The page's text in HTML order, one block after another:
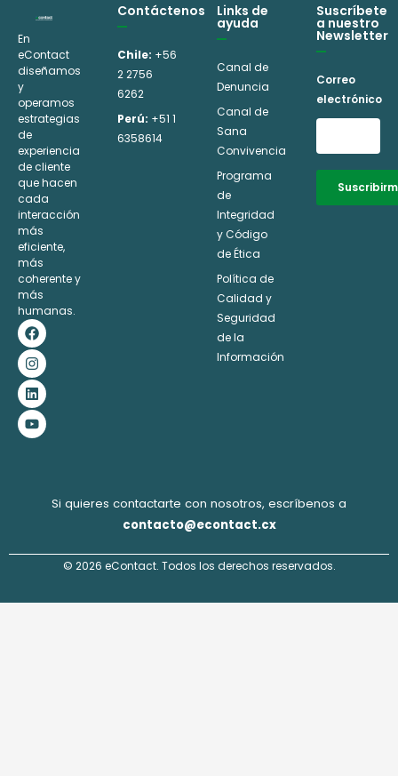
En
eContact
diseñamos
y
operamos
estrategias
de
experiencia
de cliente
que hacen
cada
interacción
más
eficiente,
más
coherente y
más
humanas.
F
a
c
e
b
o
o
k
I
n
s
t
a
g
r
a
m
L
i
n
k
e
d
i
n
Y
o
u
t
u
b
e
Contáctenos
Chile: +56
2 2756
6262
Perú: +51 1
6358614
Links de
ayuda
Canal de
Denuncia
Canal de
Sana
Convivencia
Programa
de
Integridad
y Código
de Ética
Política de
Calidad y
Seguridad
de la
Información
Suscríbete
a nuestro
Newsletter
Correo
electrónico
Si quieres contactarte con nosotros, escríbenos a
contacto@econtact.cx
© 2026 eContact. Todos los derechos reservados.